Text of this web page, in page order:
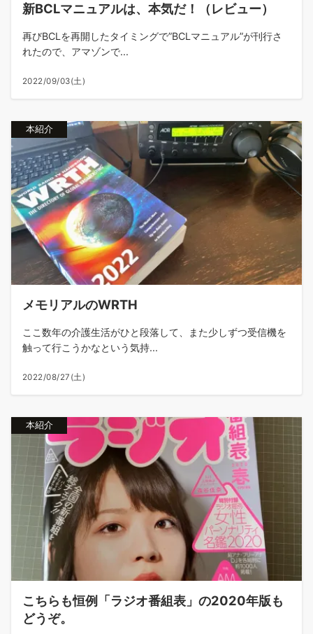
新BCLマニュアルは、本気だ！（レビュー）
再びBCLを再開したタイミングで”BCLマニュアル”が刊行さ
れたので、アマゾンで...
2022/09/03(土)
本紹介
メモリアルのWRTH
ここ数年の介護生活がひと段落して、また少しずつ受信機を
触って行こうかなという気持...
2022/08/27(土)
本紹介
こちらも恒例「ラジオ番組表」の2020年版も
どうぞ。